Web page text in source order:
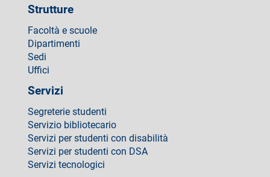
Strutture
Facoltà e scuole
Dipartimenti
Sedi
Uffici
Servizi
Segreterie studenti
Servizio bibliotecario
Servizi per studenti con disabilità
Servizi per studenti con DSA
Servizi tecnologici